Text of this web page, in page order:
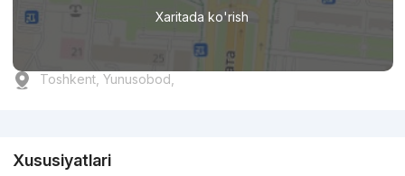
Xaritada ko'rish
Toshkent, Yunusobod,
Xususiyatlari